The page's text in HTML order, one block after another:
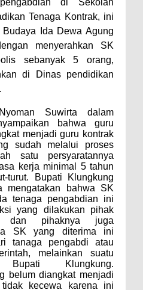
Tenaga Kontrak, ini
Ida Dewa Agung
menyerahkan SK
sebanyak 5 orang,
di Dinas pendidikan
Suwirta dalam
bahwa guru
menjadi guru kontrak
sudah melalui proses
satu persyaratannya
kerja minimal 5 tahun
turut. Bupati Klungkung
mengatakan bahwa SK
tenaga pengabdian ini
yang dilakukan pihak
dan pihaknya juga
SK yang diterima ini
tanaga pengabdi atau
melainkan suatu
Klungkung.
belum diangkat menjadi
kecewa karena ini